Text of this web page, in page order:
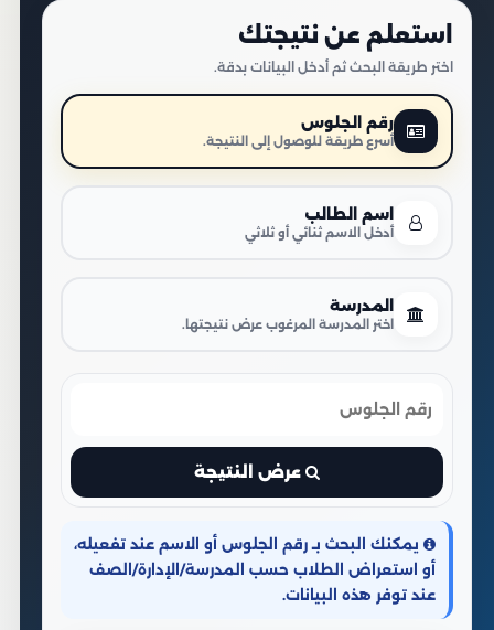
استعلم عن نتيجتك
اختر طريقة البحث ثم أدخل البيانات بدقة.
رقم الجلوس
أسرع طريقة للوصول إلى النتيجة.
اسم الطالب
أدخل الاسم ثنائي أو ثلاثي
المدرسة
اختر المدرسة المرغوب عرض نتيجتها.
عرض النتيجة
يمكنك البحث بـ رقم الجلوس أو الاسم عند تفعيله،
أو استعراض الطلاب حسب المدرسة/الإدارة/الصف
عند توفر هذه البيانات.